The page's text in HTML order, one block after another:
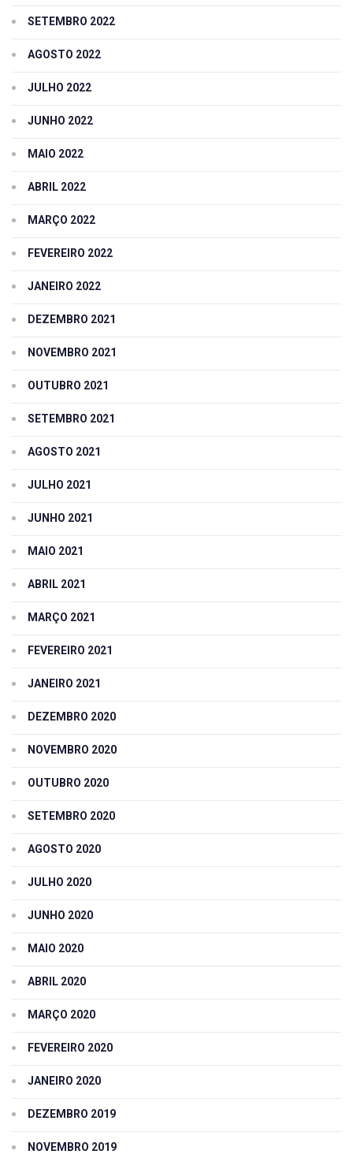
SETEMBRO 2022
AGOSTO 2022
JULHO 2022
JUNHO 2022
MAIO 2022
ABRIL 2022
MARÇO 2022
FEVEREIRO 2022
JANEIRO 2022
DEZEMBRO 2021
NOVEMBRO 2021
OUTUBRO 2021
SETEMBRO 2021
AGOSTO 2021
JULHO 2021
JUNHO 2021
MAIO 2021
ABRIL 2021
MARÇO 2021
FEVEREIRO 2021
JANEIRO 2021
DEZEMBRO 2020
NOVEMBRO 2020
OUTUBRO 2020
SETEMBRO 2020
AGOSTO 2020
JULHO 2020
JUNHO 2020
MAIO 2020
ABRIL 2020
MARÇO 2020
FEVEREIRO 2020
JANEIRO 2020
DEZEMBRO 2019
NOVEMBRO 2019